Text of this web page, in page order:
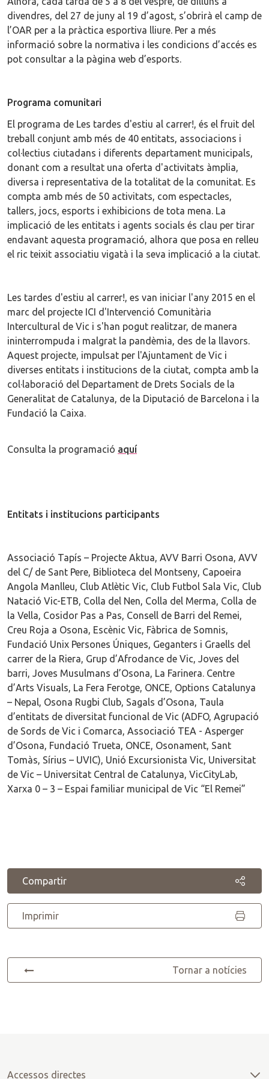
divendres, del 27 de juny al 19 d’agost, s’obrirà el camp de
l’OAR per a la pràctica esportiva lliure. Per a més
informació sobre la normativa i les condicions d’accés es
pot consultar a la pàgina web d’esports.
Programa comunitari
El programa de Les tardes d'estiu al carrer!, és el fruit del
treball conjunt amb més de 40 entitats, associacions i
col·lectius ciutadans i diferents departament municipals,
donant com a resultat una oferta d'activitats àmplia,
diversa i representativa de la totalitat de la comunitat. Es
compta amb més de 50 activitats, com espectacles,
tallers, jocs, esports i exhibicions de tota mena. La
implicació de les entitats i agents socials és clau per tirar
endavant aquesta programació, alhora que posa en relleu
el ric teixit associatiu vigatà i la seva implicació a la ciutat.
Les tardes d'estiu al carrer!, es van iniciar l'any 2015 en el
marc del projecte ICI d'Intervenció Comunitària
Intercultural de Vic i s'han pogut realitzar, de manera
ininterrompuda i malgrat la pandèmia, des de la llavors.
Aquest projecte, impulsat per l'Ajuntament de Vic i
diverses entitats i institucions de la ciutat, compta amb la
col·laboració del Departament de Drets Socials de la
Generalitat de Catalunya, de la Diputació de Barcelona i la
Fundació la Caixa.
Consulta la programació aquí
Entitats i institucions participants
Associació Tapís – Projecte Aktua, AVV Barri Osona, AVV
del C/ de Sant Pere, Biblioteca del Montseny, Capoeira
Angola Manlleu, Club Atlètic Vic, Club Futbol Sala Vic, Club
Natació Vic-ETB, Colla del Nen, Colla del Merma, Colla de
la Vella, Cosidor Pas a Pas, Consell de Barri del Remei,
Creu Roja a Osona, Escènic Vic, Fàbrica de Somnis,
Fundació Unix Persones Úniques, Geganters i Graells del
carrer de la Riera, Grup d’Afrodance de Vic, Joves del
barri, Joves Musulmans d’Osona, La Farinera. Centre
d’Arts Visuals, La Fera Ferotge, ONCE, Options Catalunya
– Nepal, Osona Rugbi Club, Sagals d’Osona, Taula
d’entitats de diversitat funcional de Vic (ADFO, Agrupació
de Sords de Vic i Comarca, Associació TEA - Asperger
d’Osona, Fundació Trueta, ONCE, Osonament, Sant
Tomàs, Sírius – UVIC), Unió Excursionista Vic, Universitat
de Vic – Universitat Central de Catalunya, VicCityLab,
Xarxa 0 – 3 – Espai familiar municipal de Vic “El Remei”
Compartir
Imprimir
Tornar a notícies
Accessos directes